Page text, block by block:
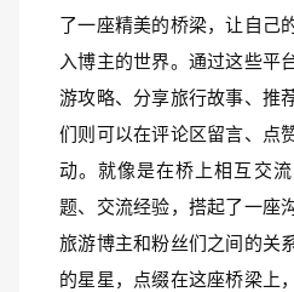
了一座精美的桥梁，让自己
入博主的世界。通过这些平
游攻略、分享旅行故事、推
们则可以在评论区留言、点
动。就像是在桥上相互交
题、交流经验，搭起了一座
旅游博主和粉丝们之间的关
的星星，点缀在这座桥梁上